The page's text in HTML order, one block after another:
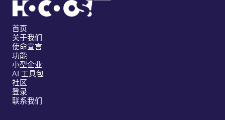
首页
关于我们
使命宣言
功能
小型企业
AI 工具包
社区
登录
联系我们